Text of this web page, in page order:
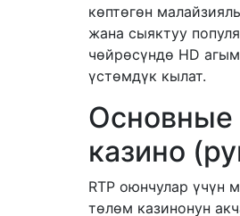
көптөгөн
жана сыяктуу
чөйрөсүндө HD
үстөмдүк кылат.
Основные
казино
RTP оюнчулар үчүн
төлөм казинонун